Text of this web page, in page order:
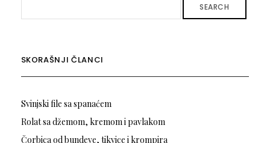
SEARCH
SKORAŠNJI ČLANCI
Svinjski file sa spanaćem
Rolat sa džemom, kremom i pavlakom
Čorbica od bundeve, tikvice i krompira